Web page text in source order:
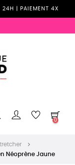
24H | PAIEMENT 4X
0
Néoprène Jaune